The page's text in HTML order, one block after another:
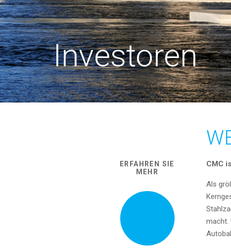
Investoren
ERFAHREN SIE
MEHR
CMC
Als
macht.